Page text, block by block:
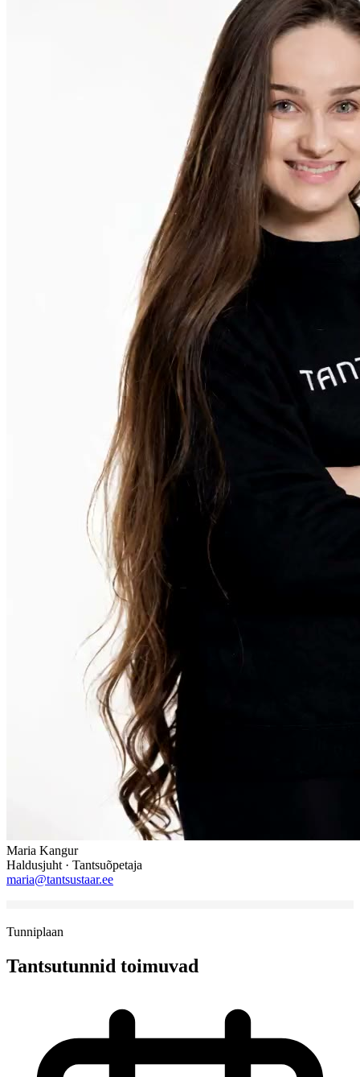
Maria Kangur
Haldusjuht · Tantsuõpetaja
maria@tantsustaar.ee
Tunniplaan
Tantsutunnid toimuvad